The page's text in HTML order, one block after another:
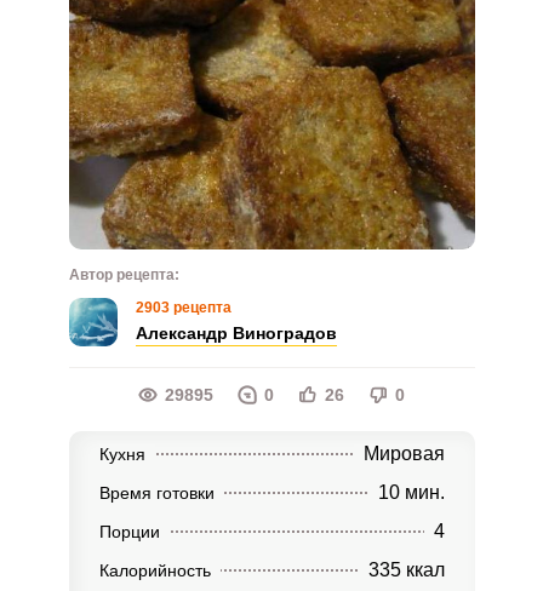
Автор рецепта:
2903 рецепта
Александр Виноградов
29895 0 26 0
Кухня Мировая
Время готовки 10 мин.
Порции 4
Калорийность 335 ккал